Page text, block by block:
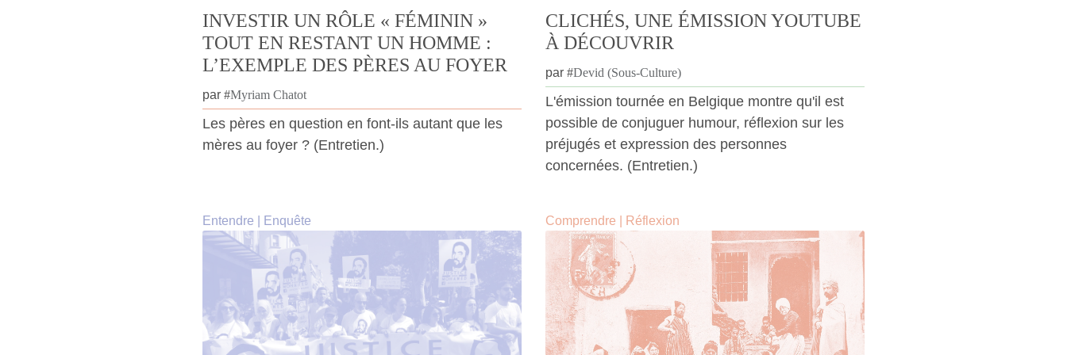
INVESTIR UN RÔLE « FÉMININ »
TOUT EN RESTANT UN HOMME :
L’EXEMPLE DES PÈRES AU FOYER
par #Myriam Chatot
Les pères en question en font-ils autant que les
mères au foyer ? (Entretien.)
CLICHÉS, UNE ÉMISSION YOUTUBE
À DÉCOUVRIR
par #Devid (Sous-Culture)
L'émission tournée en Belgique montre qu'il est
possible de conjuguer humour, réflexion sur les
préjugés et expression des personnes
concernées. (Entretien.)
Entendre Enquête Comprendre Réflexion